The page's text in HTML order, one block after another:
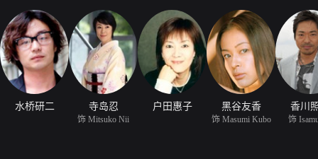
水桥研二 寺岛忍
饰 Mitsuko Nii
户田惠子 黑谷友香
饰 Masumi Kubo
香川
饰